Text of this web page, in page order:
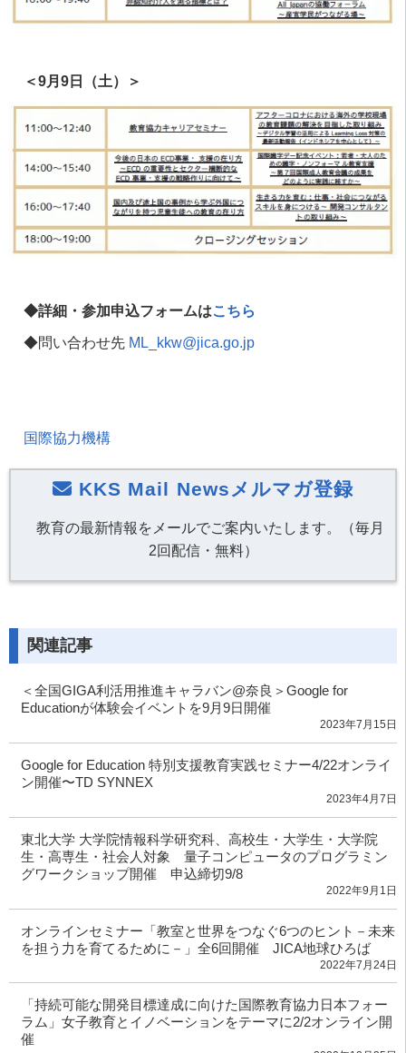
＜9月9日（土）＞
◆詳細・参加申込フォームはこちら
◆問い合わせ先 ML_kkw@jica.go.jp
国際協力機構
KKS Mail Newsメルマガ登録
教育の最新情報をメールでご案内いたします。（毎月
2回配信・無料）
関連記事
＜全国GIGA利活用推進キャラバン@奈良＞Google for
Educationが体験会イベントを9月9日開催
2023年7月15日
Google for Education 特別支援教育実践セミナー4/22オンライ
ン開催〜TD SYNNEX
2023年4月7日
東北大学 大学院情報科学研究科、高校生・大学生・大学院
生・高専生・社会人対象 量子コンピュータのプログラミン
グワークショップ開催 申込締切9/8
2022年9月1日
オンラインセミナー「教室と世界をつなぐ6つのヒント－未来
を担う力を育てるために－」全6回開催 JICA地球ひろば
2022年7月24日
「持続可能な開発目標達成に向けた国際教育協力日本フォー
ラム」女子教育とイノベーションをテーマに2/2オンライン開
催